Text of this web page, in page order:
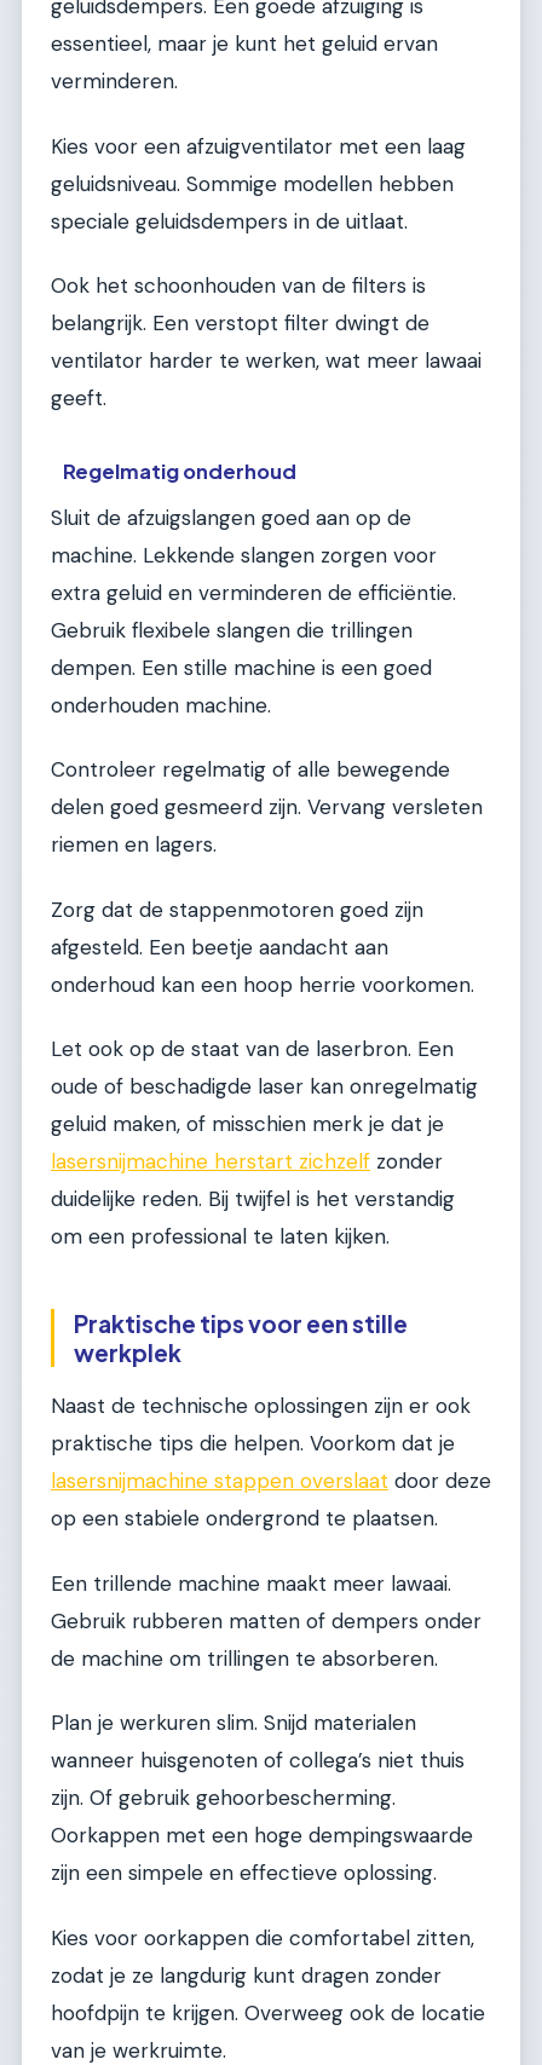
geluidsdempers. Een goede afzuiging is
essentieel, maar je kunt het geluid ervan
verminderen.
Kies voor een afzuigventilator met een laag
geluidsniveau. Sommige modellen hebben
speciale geluidsdempers in de uitlaat.
Ook het schoonhouden van de filters is
belangrijk. Een verstopt filter dwingt de
ventilator harder te werken, wat meer lawaai
geeft.
Regelmatig onderhoud
Sluit de afzuigslangen goed aan op de
machine. Lekkende slangen zorgen voor
extra geluid en verminderen de efficiëntie.
Gebruik flexibele slangen die trillingen
dempen. Een stille machine is een goed
onderhouden machine.
Controleer regelmatig of alle bewegende
delen goed gesmeerd zijn. Vervang versleten
riemen en lagers.
Zorg dat de stappenmotoren goed zijn
afgesteld. Een beetje aandacht aan
onderhoud kan een hoop herrie voorkomen.
Let ook op de staat van de laserbron. Een
oude of beschadigde laser kan onregelmatig
geluid maken, of misschien merk je dat je
lasersnijmachine herstart zichzelf zonder
duidelijke reden. Bij twijfel is het verstandig
om een professional te laten kijken.
Praktische tips voor een stille
werkplek
Naast de technische oplossingen zijn er ook
praktische tips die helpen. Voorkom dat je
lasersnijmachine stappen overslaat door deze
op een stabiele ondergrond te plaatsen.
Een trillende machine maakt meer lawaai.
Gebruik rubberen matten of dempers onder
de machine om trillingen te absorberen.
Plan je werkuren slim. Snijd materialen
wanneer huisgenoten of collega’s niet thuis
zijn. Of gebruik gehoorbescherming.
Oorkappen met een hoge dempingswaarde
zijn een simpele en effectieve oplossing.
Kies voor oorkappen die comfortabel zitten,
zodat je ze langdurig kunt dragen zonder
hoofdpijn te krijgen. Overweeg ook de locatie
van je werkruimte.